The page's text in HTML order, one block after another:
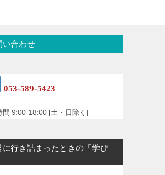
い合わせ
053-589-5423
間 9:00-18:00 [土・日除く]
に行き詰まったときの「学び